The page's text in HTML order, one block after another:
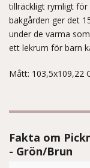
tillräckligt rymligt för
bakgården ger det
under de varma
ett lekrum för barn
Mått: 103,5x109,22
Fakta om
- Grön/Brun